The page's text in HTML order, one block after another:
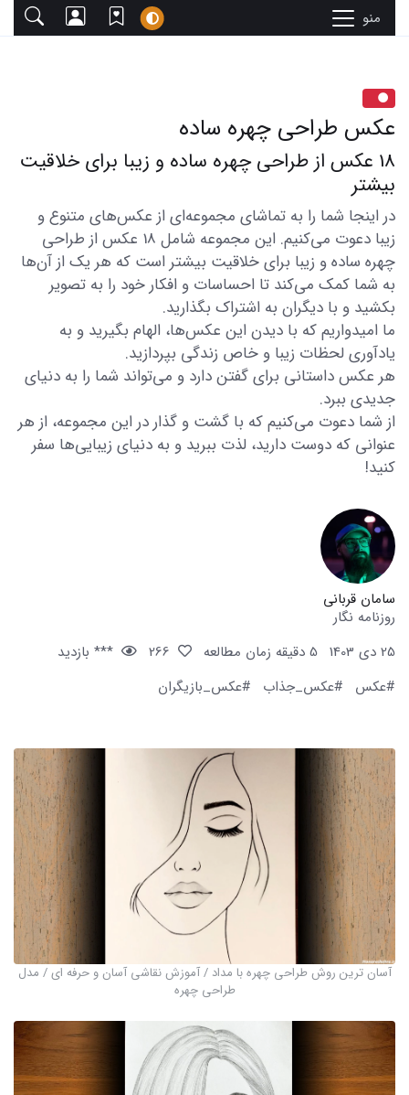
منو
عکس طراحی چهره ساده
18 عکس از طراحی چهره ساده و زیبا برای خلاقیت
بیشتر
در اینجا شما را به تماشای مجموعه‌ای از عکس‌های متنوع و
زیبا دعوت می‌کنیم. این مجموعه شامل 18 عکس از طراحی
چهره ساده و زیبا برای خلاقیت بیشتر است که هر یک از آن‌ها
به شما کمک می‌کند تا احساسات و افکار خود را به تصویر
بکشید و با دیگران به اشتراک بگذارید.
ما امیدواریم که با دیدن این عکس‌ها، الهام بگیرید و به
یادآوری لحظات زیبا و خاص زندگی بپردازید.
هر عکس داستانی برای گفتن دارد و می‌تواند شما را به دنیای
جدیدی ببرد.
از شما دعوت می‌کنیم که با گشت و گذار در این مجموعه، از هر
عنوانی که دوست دارید، لذت ببرید و به دنیای زیبایی‌ها سفر
کنید!
سامان قربانی
روزنامه نگار
25 دی 1403
5 دقیقه زمان مطالعه
*** بازدید
#عکس
#عکس_جذاب #عکس_بازیگران
آسان ترین روش طراحی چهره با مداد / آموزش نقاشی آسان و حرفه ای / مدل
طراحی چهره